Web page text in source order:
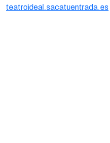
teatroideal.sacatuentrada.es